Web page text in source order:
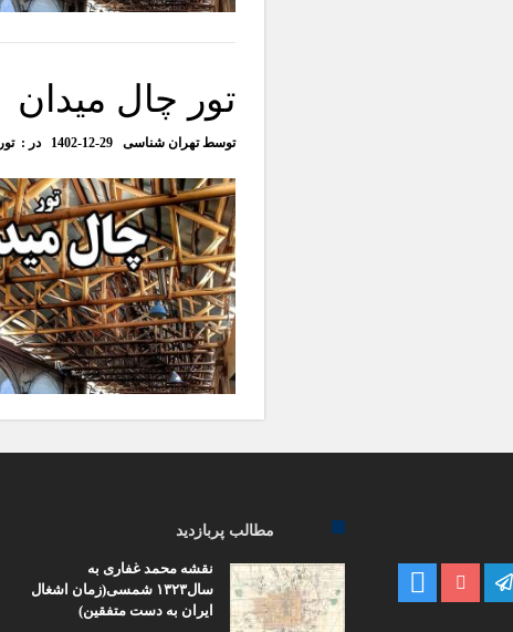
تور چال میدان
توسطتهران شناسی 1402-12-29 در :تور
مطالب پربازدید
نقشه محمد غفاری به
سال۱۳۲۳ شمسی(زمان اشغال
ایران به دست متفقین)